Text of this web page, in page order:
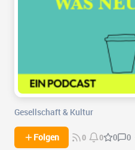
Gesellschaft & Kultur
Folgen 0 0 0 0